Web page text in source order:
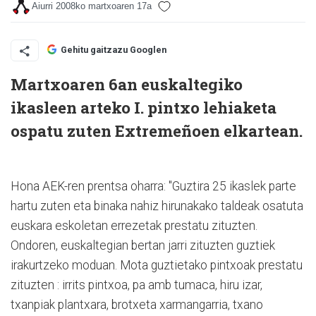
Aiurri 2008ko martxoaren 17a
Gehitu gaitzazu Googlen
Martxoaren 6an euskaltegiko
ikasleen arteko I. pintxo lehiaketa
ospatu zuten Extremeñoen elkartean.
Hona AEK-ren prentsa oharra: "Guztira 25 ikaslek parte
hartu zuten eta binaka nahiz hirunakako taldeak osatuta
euskara eskoletan errezetak prestatu zituzten.
Ondoren, euskaltegian bertan jarri zituzten guztiek
irakurtzeko moduan. Mota guztietako pintxoak prestatu
zituzten : irrits pintxoa, pa amb tumaca, hiru izar,
txanpiak plantxara, brotxeta xarmangarria, txano